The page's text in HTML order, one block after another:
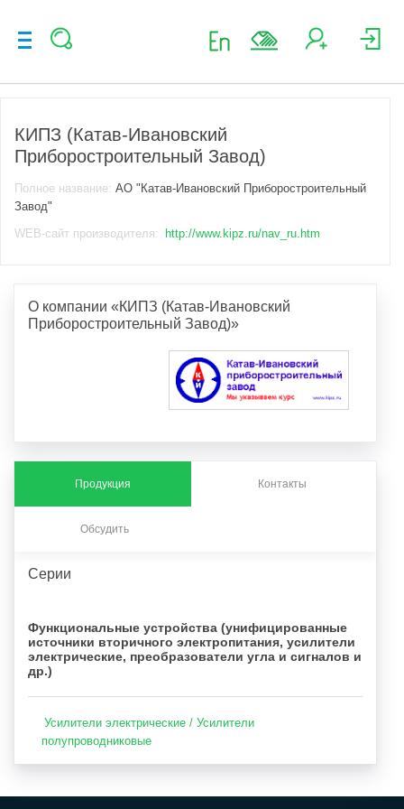
КИПЗ (Катав-Ивановский
Приборостроительный Завод)
Полное название: АО "Катав-Ивановский Приборостроительный
Завод"
WEB-сайт производителя:
http://www.kipz.ru/nav_ru.htm
О компании «КИПЗ (Катав-Ивановский
Приборостроительный Завод)»
Продукция Контакты
Обсудить
Серии
Функциональные устройства (унифицированные
источники вторичного электропитания, усилители
электрические, преобразователи угла и сигналов и
др.)
Усилители электрические / Усилители
полупроводниковые